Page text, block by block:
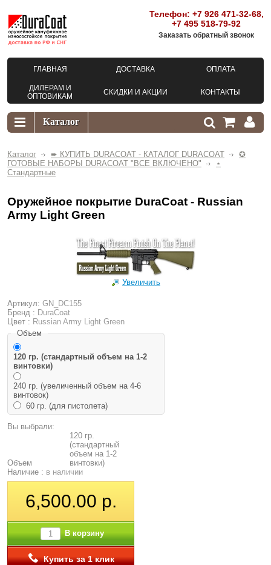
Телефон: +7 926 471-32-68,
+7 495 518-79-92
Заказать обратный звонок
ГЛАВНАЯ ДОСТАВКА ОПЛАТА
ДИЛЕРАМ И
ОПТОВИКАМ
СКИДКИ И АКЦИИ КОНТАКТЫ
Каталог ➨ КУПИТЬ DURACOAT - КАТАЛОГ DURACOAT
✪
ГОТОВЫЕ НАБОРЫ DURACOAT "ВСЕ ВКЛЮЧЕНО"
⋆
Стандартные
Оружейное покрытие DuraCoat - Russian
Army Light Green
Увеличить
Артикул: GN_DC155
Бренд : DuraCoat
Цвет : Russian Army Light Green
Объем
120 гр. (стандартный объем на 1-2
винтовки)
240 гр. (увеличенный объем на 4-6
винтовок)
60 гр. (для пистолета)
Вы выбрали:
Объем
120 гр.
(стандартный
объем на 1-2
винтовки)
Наличие : в наличии
6,500.00 р.
В корзину
Купить за 1 клик